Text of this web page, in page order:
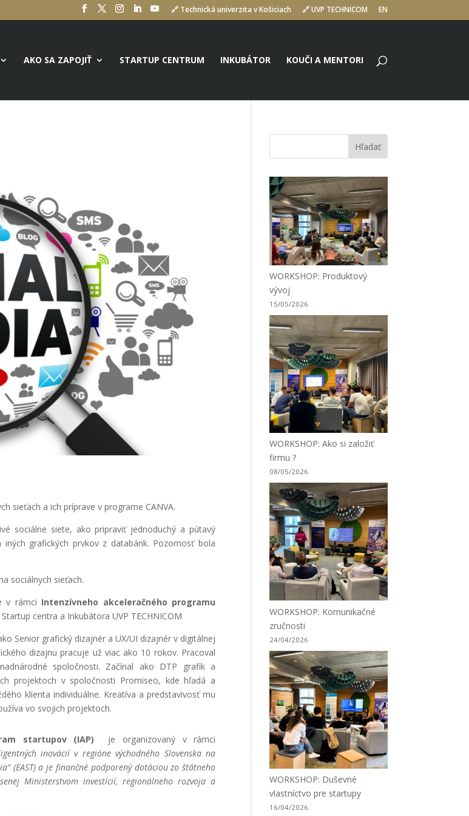
🔗 Technická univerzita v Košiciach 🔗 UVP TECHNICOM EN
AKO SA ZAPOJIŤ STARTUP CENTRUM INKUBÁTOR KOUČI A MENTORI
sieťach a ich príprave v programe CANVA.
sociálne siete, ako pripraviť jednoduchý a pútavý
grafických prvkov z databánk. Pozornosť bola
sociálnych sieťach.
v rámci Intenzívneho akceleračného programu
centra a Inkubátora UVP TECHNICOM
Senior grafický dizajnér a UX/UI dizajnér v digitálnej
dizajnu pracuje už viac ako 10 rokov. Pracoval
spoločnosti. Začínal ako DTP grafik a
projektoch v spoločnosti Promiseo, kde hľadá a
klienta individuálne. Kreatíva a predstavivosť mu
vo svojich projektoch.
startupov (IAP)
je organizovaný v rámci
inovácií v regióne východného Slovenska na
(EAST) a je finančné podporený dotáciou zo štátneho
Ministerstvom investícií, regionálneho rozvoja a
Hľadať
WORKSHOP: Produktový
vývoj
15/05/2026
WORKSHOP: Ako si založiť
firmu ?
08/05/2026
WORKSHOP: Komunikačné
zručnosti
24/04/2026
WORKSHOP: Duševné
vlastníctvo pre startupy
16/04/2026